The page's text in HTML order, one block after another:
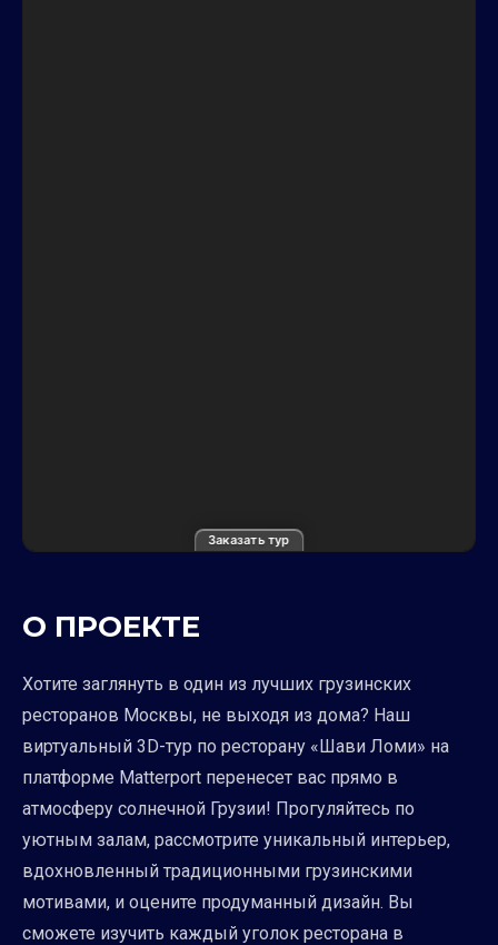
Заказать тур
О ПРОЕКТЕ
Хотите заглянуть в один из лучших грузинских
ресторанов Москвы, не выходя из дома? Наш
виртуальный 3D-тур по ресторану «Шави Ломи» на
платформе Matterport перенесет вас прямо в
атмосферу солнечной Грузии! Прогуляйтесь по
уютным залам, рассмотрите уникальный интерьер,
вдохновленный традиционными грузинскими
мотивами, и оцените продуманный дизайн. Вы
сможете изучить каждый уголок ресторана в